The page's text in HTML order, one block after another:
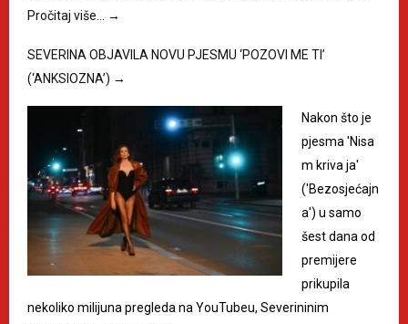
Pročitaj više…
→
SEVERINA OBJAVILA NOVU PJESMU ‘POZOVI ME TI’
(‘ANKSIOZNA’) →
Nakon što je
pjesma 'Nisa
m kriva ja'
('Bezosjećajn
a') u samo
šest dana od
premijere
prikupila
nekoliko milijuna pregleda na YouTubeu, Severininim